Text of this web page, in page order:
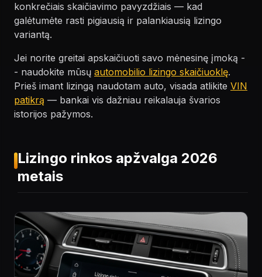
konkrečiais skaičiavimo pavyzdžiais — kad
galėtumėte rasti pigiausią ir palankiausią lizingo
variantą.
Jei norite greitai apskaičiuoti savo mėnesinę įmoką -
- naudokite mūsų automobilio lizingo skaičiuoklę.
Prieš imant lizingą naudotam auto, visada atlikite VIN
patikrą — bankai vis dažniau reikalauja švarios
istorijos pažymos.
Lizingo rinkos apžvalga 2026
metais